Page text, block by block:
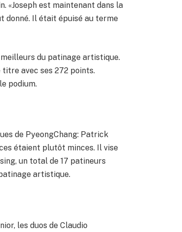
«Joseph est maintenant dans la
donné. Il était épuisé au terme
du patinage artistique.
avec ses 272 points.
podium.
de PyeongChang: Patrick
étaient plutôt minces. Il vise
un total de 17 patineurs
artistique.
les duos de Claudio